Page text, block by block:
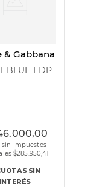
& Gabbana
BLUE EDP
.000,00
sin Impuestos
$285.950,41
SIN
INTERÉS